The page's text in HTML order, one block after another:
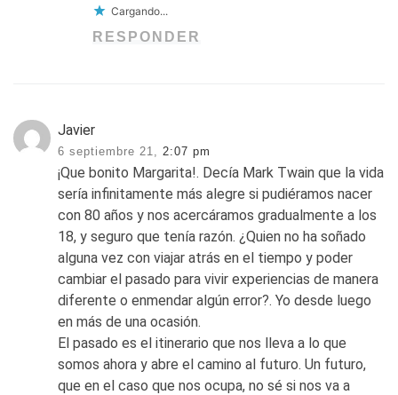
Cargando...
RESPONDER
Javier
6 septiembre 21, 2:07 pm
¡Que bonito Margarita!. Decía Mark Twain que la vida
sería infinitamente más alegre si pudiéramos nacer
con 80 años y nos acercáramos gradualmente a los
18, y seguro que tenía razón. ¿Quien no ha soñado
alguna vez con viajar atrás en el tiempo y poder
cambiar el pasado para vivir experiencias de manera
diferente o enmendar algún error?. Yo desde luego
en más de una ocasión.
El pasado es el itinerario que nos lleva a lo que
somos ahora y abre el camino al futuro. Un futuro,
que en el caso que nos ocupa, no sé si nos va a